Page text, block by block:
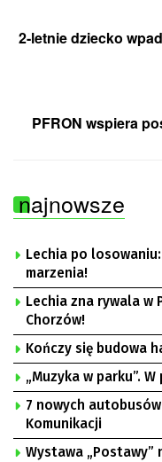
2-letnie dziecko
PFRON wspiera
najnowsze
Lechia po
marzenia!
Lechia zna rywala w
Chorzów!
Kończy się budowa
„Muzyka w parku”.
7 nowych
Komunikacji
Wystawa „Postawy”